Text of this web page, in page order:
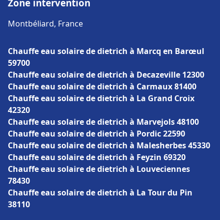
Zone intervention
Montbéliard, France
Chauffe eau solaire de dietrich à Marcq en Barœul
59700
Chauffe eau solaire de dietrich à Decazeville 12300
Chauffe eau solaire de dietrich à Carmaux 81400
Chauffe eau solaire de dietrich à La Grand Croix
42320
Chauffe eau solaire de dietrich à Marvejols 48100
Chauffe eau solaire de dietrich à Pordic 22590
Chauffe eau solaire de dietrich à Malesherbes 45330
Chauffe eau solaire de dietrich à Feyzin 69320
Chauffe eau solaire de dietrich à Louveciennes
78430
Chauffe eau solaire de dietrich à La Tour du Pin
38110